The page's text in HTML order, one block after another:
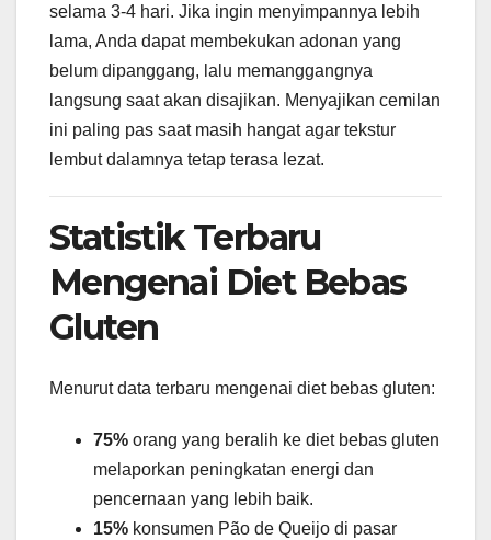
selama 3-4 hari. Jika ingin menyimpannya lebih
lama, Anda dapat membekukan adonan yang
belum dipanggang, lalu memanggangnya
langsung saat akan disajikan. Menyajikan cemilan
ini paling pas saat masih hangat agar tekstur
lembut dalamnya tetap terasa lezat.
Statistik Terbaru
Mengenai Diet Bebas
Gluten
Menurut data terbaru mengenai diet bebas gluten:
75% orang yang beralih ke diet bebas gluten
melaporkan peningkatan energi dan
pencernaan yang lebih baik.
15% konsumen Pão de Queijo di pasar